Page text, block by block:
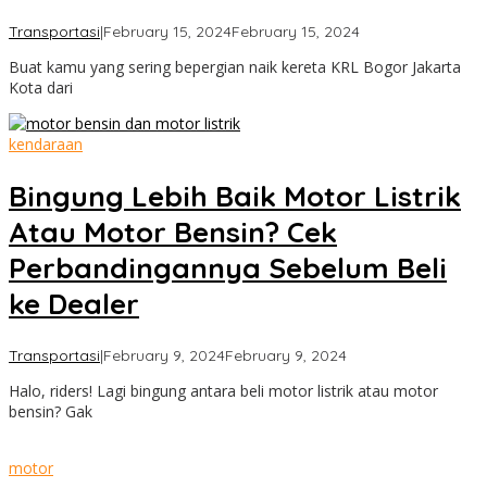
Transportasi|February 15, 2024February 15, 2024by
Bogor
Buat kamu yang sering bepergian naik kereta KRL Bogor Jakarta
Kota dari
kendaraan
Bingung Lebih Baik Motor Listrik
Atau Motor Bensin? Cek
Perbandingannya Sebelum Beli
ke Dealer
Transportasi|February 9, 2024February 9, 2024by
Bogor
Halo, riders! Lagi bingung antara beli motor listrik atau motor
bensin? Gak
motor